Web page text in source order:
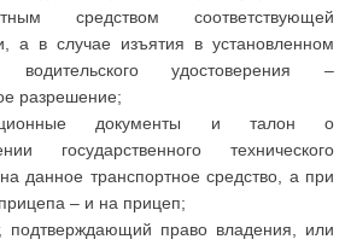
средством соответствующей
а в случае изъятия в установленном
водительского удостоверения –
разрешение;
документы и талон о
государственного технического
данное транспортное средство, а при
– и на прицеп;
подтверждающий право владения, или